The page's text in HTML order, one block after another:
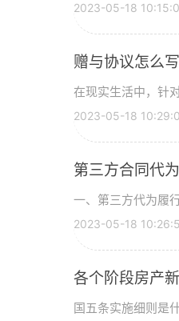
2023-05-18
赠与协议怎么
在现实生活中，针
2023-05-18
第三方合同代
一、第三方代为履
2023-05-18
各个阶段房产
国五条实施细则是